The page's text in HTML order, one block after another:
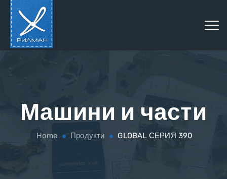
Машини и части
Home Продукти GLOBAL СЕРИЯ 390